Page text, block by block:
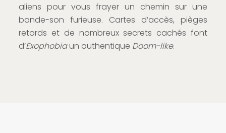
aliens pour vous frayer un chemin sur une
bande-son furieuse. Cartes d’accès, pièges
retords et de nombreux secrets cachés font
d’Exophobiaun authentique Doom-like.